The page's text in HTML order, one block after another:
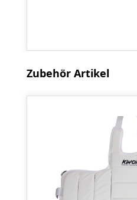
Produktgalerie überspringen
Zubehör Artikel